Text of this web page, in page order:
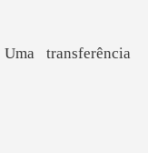
transferência